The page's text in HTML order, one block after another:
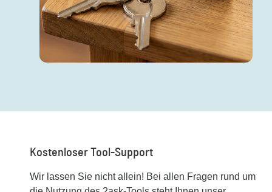
Kostenloser Tool-Support
Wir lassen Sie nicht allein! Bei allen Fragen rund um